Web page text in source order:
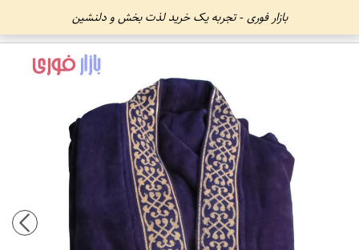
بازار فوری - تجربه یک خرید لذت بخش و دلنشین